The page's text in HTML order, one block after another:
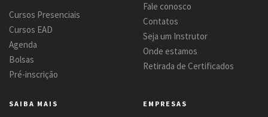
Cursos Presenciais
Cursos EAD
Agenda
Bolsas
Pré-inscrição
Fale conosco
Contatos
Seja um Instrutor
Onde estamos
Retirada de Certificados
SAIBA MAIS EMPRESAS